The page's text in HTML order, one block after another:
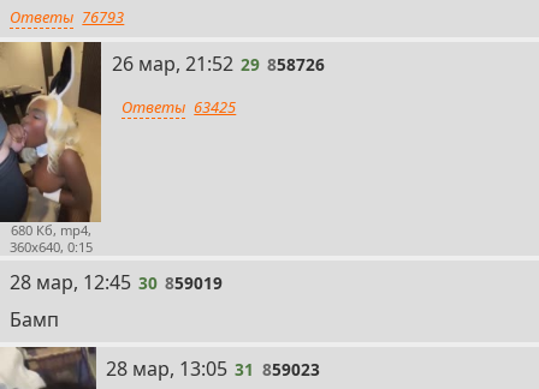
Ответы 76793
680 Кб, mp4,
360x640, 0:15
29
26 мар, 21:52 29 858726
Ответы 63425
30
28 мар, 12:45 30 859019
Бамп
31
28 мар, 13:05 31 859023